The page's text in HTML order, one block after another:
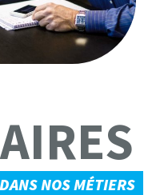
NOS MÉTIERS